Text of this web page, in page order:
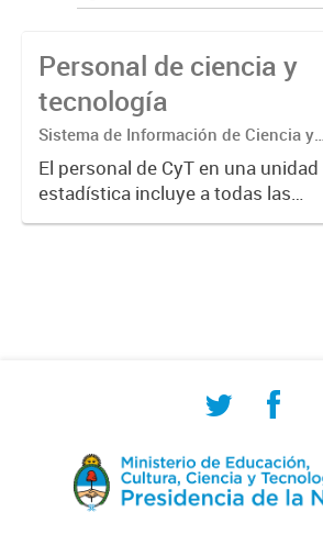
Personal de ciencia y
tecnología
Sistema de Información de Ciencia y
Tecnología Argentino (SICYTAR)
El personal de CyT en una unidad
estadística incluye a todas las
personas involucradas